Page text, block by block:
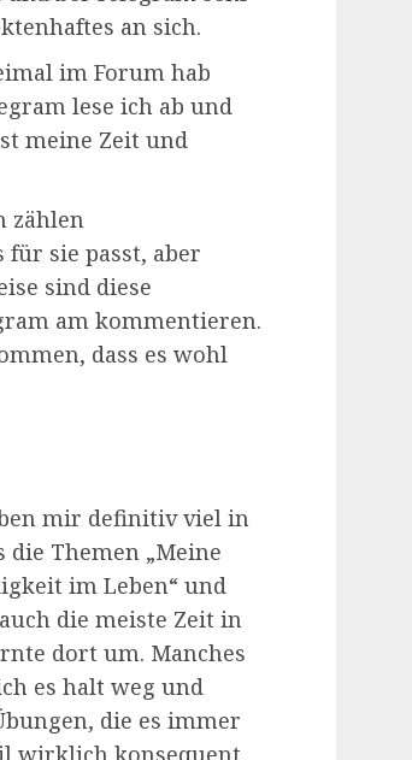
an sich.
im Forum hab
lese ich ab und
meine Zeit und
zählen
für sie passt, aber
sind diese
am kommentieren.
dass es wohl
mir definitiv viel in
Themen „Meine
im Leben“ und
die meiste Zeit in
dort um. Manches
es halt weg und
die es immer
wirklich konsequent